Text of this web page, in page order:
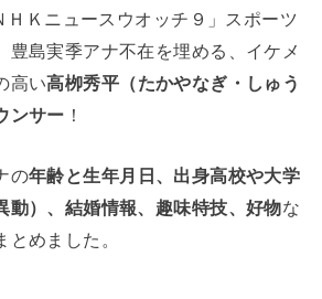
ＨＫニュースウオッチ９」スポーツ
豊島実季アナ不在を埋める、イケメ
高い高栁秀平（たかやなぎ・しゅう
ンサー ！
の年齢と生年月日、出身高校や大学
動）、結婚情報、趣味特技、好物な
とめました。